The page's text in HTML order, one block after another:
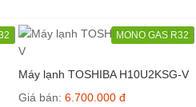
MONO GAS R32
Máy lạnh TOSHIBA H10U2KSG-V
Giá bán: 6.700.000 đ